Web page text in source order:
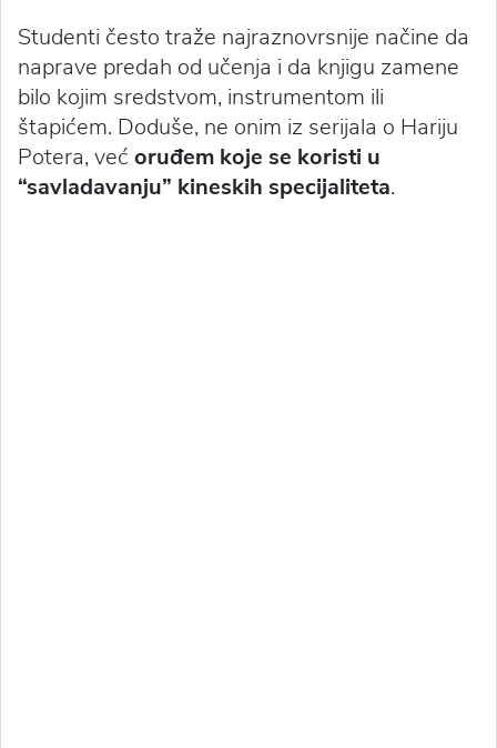
Studenti često traže najraznovrsnije načine da
naprave predah od učenja i da knjigu zamene
bilo kojim sredstvom, instrumentom ili
štapićem. Doduše, ne onim iz serijala o Hariju
Potera, već oruđem koje se koristi u
“savladavanju” kineskih specijaliteta.